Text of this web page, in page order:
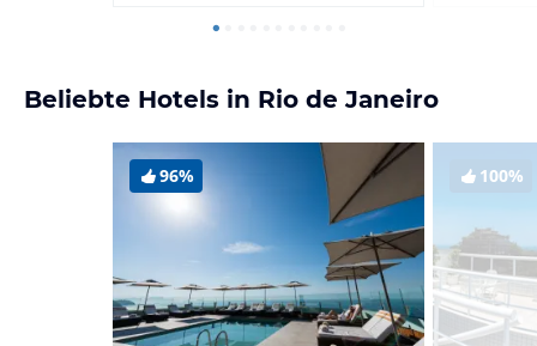
Beliebte Hotels in Rio de Janeiro
96% 100%